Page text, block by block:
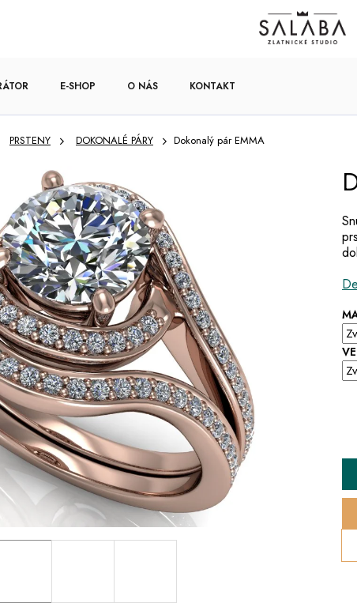
E-SHOP O NÁS KONTAKT
PRSTENY DOKONALÉ PÁRY Dokonalý pár EMMA